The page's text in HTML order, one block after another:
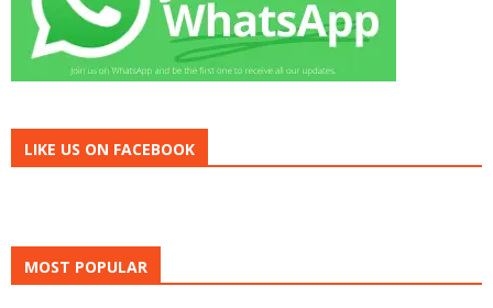
LIKE US ON FACEBOOK
MOST POPULAR